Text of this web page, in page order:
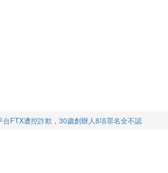
台FTX遭控詐欺，30歲創辦人8項罪名全不認